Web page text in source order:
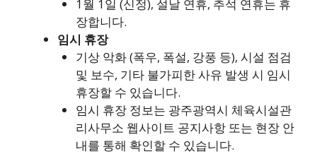
1월 1일 (신정), 설날 연휴, 추석 연휴는 휴
장합니다.
임시 휴장
기상 악화 (폭우, 폭설, 강풍 등), 시설 점검
및 보수, 기타 불가피한 사유 발생 시 임시
휴장할 수 있습니다.
임시 휴장 정보는 광주광역시 체육시설관
리사무소 웹사이트 공지사항 또는 현장 안
내를 통해 확인할 수 있습니다.